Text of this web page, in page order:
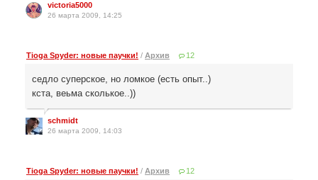
victoria5000
26 марта 2009, 14:25
Tioga Spyder: новые паучки! / Архив 12
седло суперское, но ломкое (есть опыт..)
кста, веьма сколькое..))
schmidt
26 марта 2009, 14:03
Tioga Spyder: новые паучки! / Архив 12